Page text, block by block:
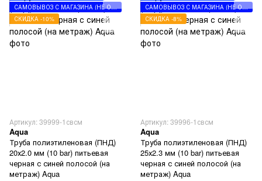
САМОВЫВОЗ С МАГАЗИНА (НЕ ОТПРАВЛЯЕМ)
СКИДКА -10%
Артикул: 39999-1свсм
Aqua
Труба полиэтиленовая (ПНД)
20х2.0 мм (10 bar) питьевая
черная с синей полосой (на
метраж) Aqua
САМОВЫВОЗ С МАГАЗИНА (НЕ ОТПРАВЛЯЕМ)
СКИДКА -8%
Артикул: 39996-1свсм
Aqua
Труба полиэтиленовая (ПНД)
25х2.3 мм (10 bar) питьевая
черная с синей полосой (на
метраж) Aqua